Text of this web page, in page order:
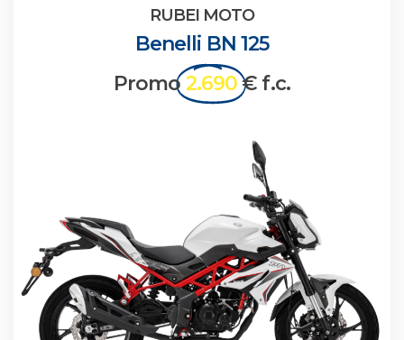
RUBEI MOTO
Benelli BN 125
Promo2.690€ f.c.